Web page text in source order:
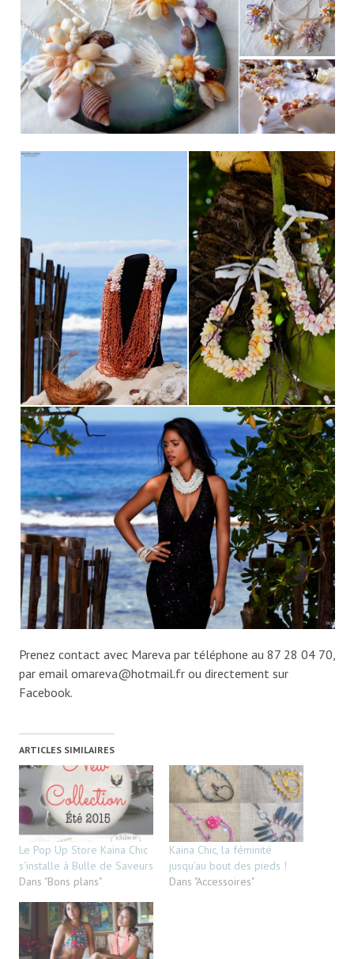
Prenez contact avec Mareva par téléphone au 87 28 04 70,
par email omareva@hotmail.fr ou directement sur
Facebook.
ARTICLES SIMILAIRES
Le Pop Up Store Kaina Chic
s’installe à Bulle de Saveurs
Dans "Bons plans"
Kaina Chic, la féminité
jusqu’au bout des pieds !
Dans "Accessoires"